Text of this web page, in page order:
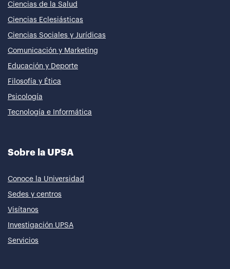
Ciencias de la Salud
Ciencias Eclesiásticas
Ciencias Sociales y Jurídicas
Comunicación y Marketing
Educación y Deporte
Filosofía y Ética
Psicología
Tecnología e Informática
Sobre la UPSA
Conoce la Universidad
Sedes y centros
Visítanos
Investigación UPSA
Servicios